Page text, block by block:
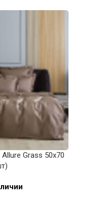
Grass 50х70